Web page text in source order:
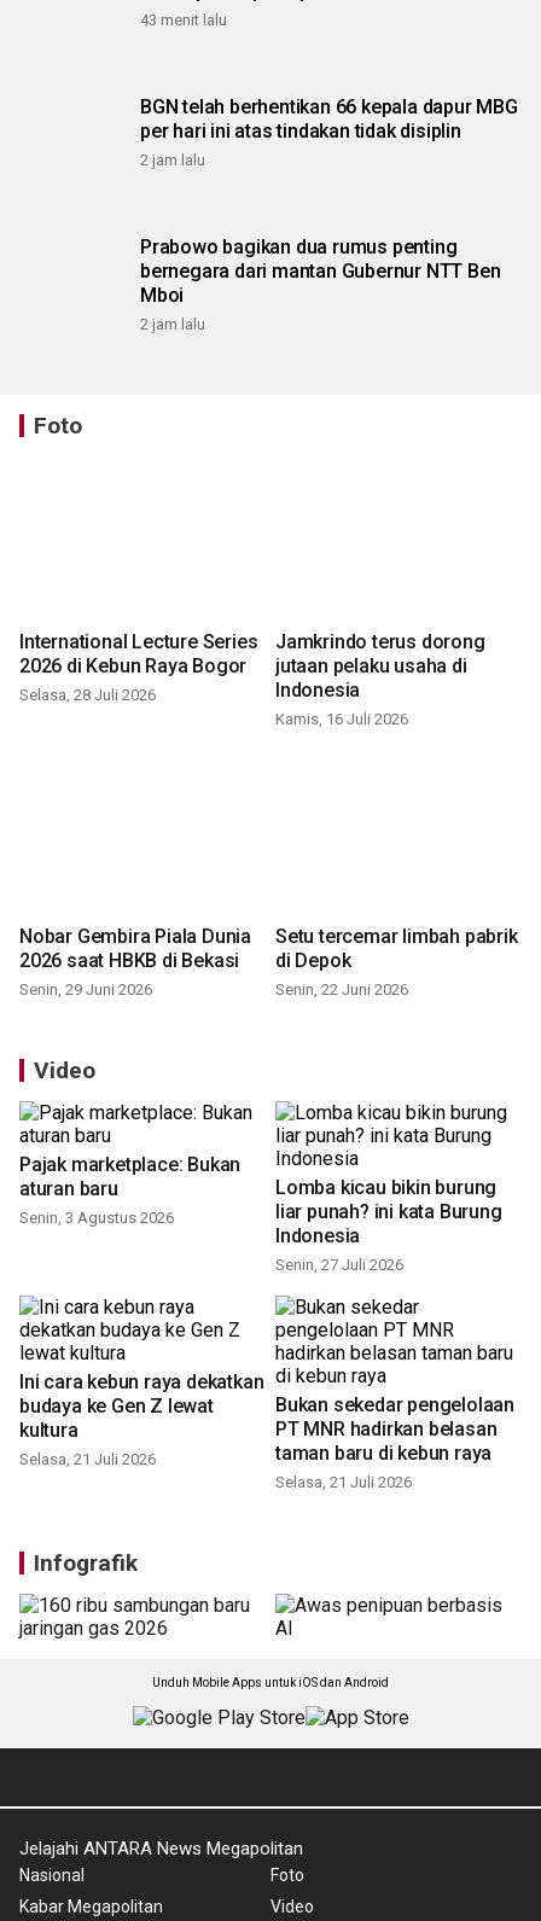
43 menit lalu
BGN telah berhentikan 66 kepala dapur MBG
per hari ini atas tindakan tidak disiplin
2 jam lalu
Prabowo bagikan dua rumus penting
bernegara dari mantan Gubernur NTT Ben
Mboi
2 jam lalu
Foto
International Lecture Series
2026 di Kebun Raya Bogor
Selasa, 28 Juli 2026
Jamkrindo terus dorong
jutaan pelaku usaha di
Indonesia
Kamis, 16 Juli 2026
Nobar Gembira Piala Dunia
2026 saat HBKB di Bekasi
Senin, 29 Juni 2026
Setu tercemar limbah pabrik
di Depok
Senin, 22 Juni 2026
Video
Pajak marketplace: Bukan
aturan baru
Senin, 3 Agustus 2026
Lomba kicau bikin burung
liar punah? ini kata Burung
Indonesia
Senin, 27 Juli 2026
Ini cara kebun raya dekatkan
budaya ke Gen Z lewat
kultura
Selasa, 21 Juli 2026
Bukan sekedar pengelolaan
PT MNR hadirkan belasan
taman baru di kebun raya
Selasa, 21 Juli 2026
Infografik
Unduh Mobile Apps untuk iOS dan Android
Jelajahi ANTARA News Megapolitan
Nasional
Kabar Megapolitan
Foto
Video